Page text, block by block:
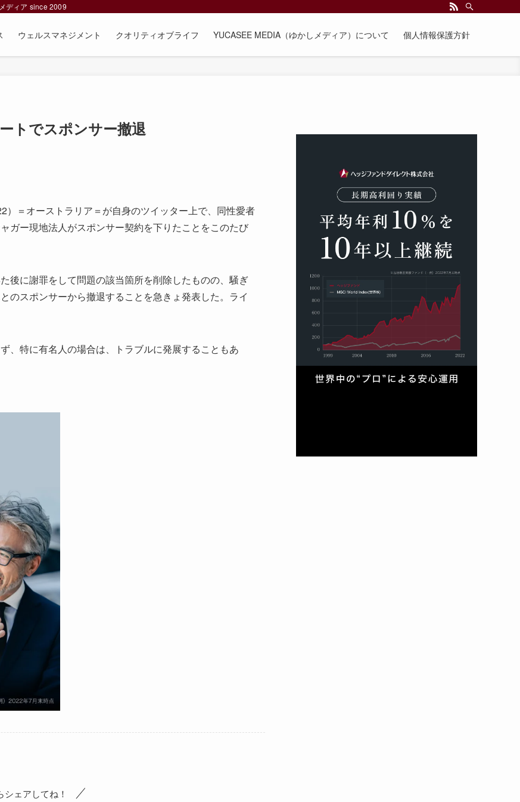
ディア since 2009
ウェルスマネジメント クオリティオブライフ YUCASEE MEDIA（ゆかしメディア）について 個人情報保護方針
トでスポンサー撤退
＝オーストラリア＝が自身のツイッター上で、同性愛者
ガー現地法人がスポンサー契約を下りたことをこのたび
後に謝罪をして問題の該当箇所を削除したものの、騒ぎ
のスポンサーから撤退することを急きょ発表した。ライ
、特に有名人の場合は、トラブルに発展することもあ
シェアしてね！